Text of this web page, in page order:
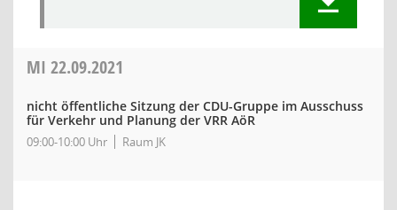
MI 22.09.2021
nicht öffentliche Sitzung der CDU-Gruppe im Ausschuss
für Verkehr und Planung der VRR AöR
09:00-10:00 Uhr Raum JK